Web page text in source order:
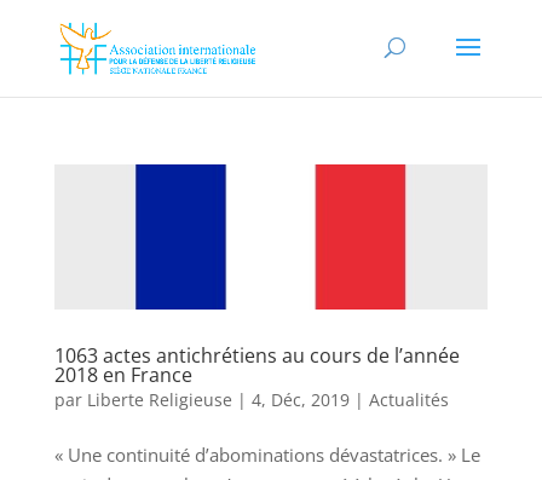
1063 actes antichrétiens au cours de l’année
2018 en France
par Liberte Religieuse | 4, Déc, 2019| Actualités
« Une continuité d’abominations dévastatrices. » Le